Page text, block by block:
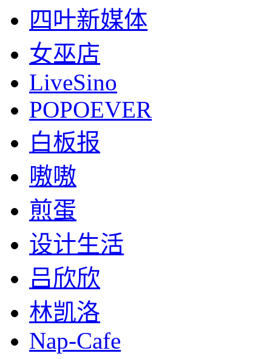
四叶新媒体
女巫店
LiveSino
POPOEVER
白板报
嗷嗷
煎蛋
设计生活
吕欣欣
林凯洛
Nap-Cafe